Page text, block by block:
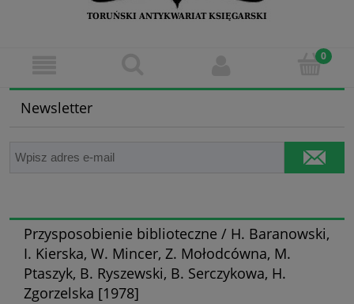
Newsletter
Przysposobienie biblioteczne / H. Baranowski,
I. Kierska, W. Mincer, Z. Mołodcówna, M.
Ptaszyk, B. Ryszewski, B. Serczykowa, H.
Zgorzelska [1978]